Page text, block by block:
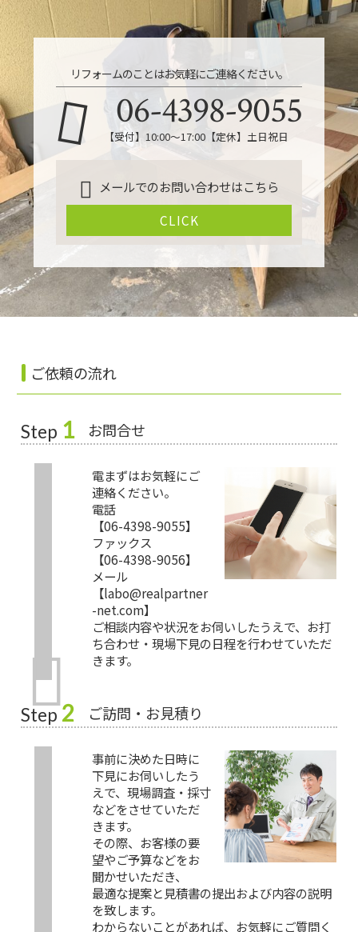
リフォームのことはお気軽にご連絡ください。
06-4398-9055
【受付】10:00～17:00【定休】土日祝日
メールでのお問い合わせはこちら
CLICK
ご依頼の流れ
Step 1 お問合せ
電まずはお気軽にご
連絡ください。
電話
【06-4398-9055】
ファックス
【06-4398-9056】
メール
【labo@realpartner
-net.com】
ご相談内容や状況をお伺いしたうえで、お打
ち合わせ・現場下見の日程を行わせていただ
きます。
Step 2 ご訪問・お見積り
事前に決めた日時に
下見にお伺いしたう
えで、現場調査・採寸
などをさせていただ
きます。
その際、お客様の要
望やご予算などをお
聞かせいただき、
最適な提案と見積書の提出および内容の説明
を致します。
わからないことがあれば、お気軽にご質問く